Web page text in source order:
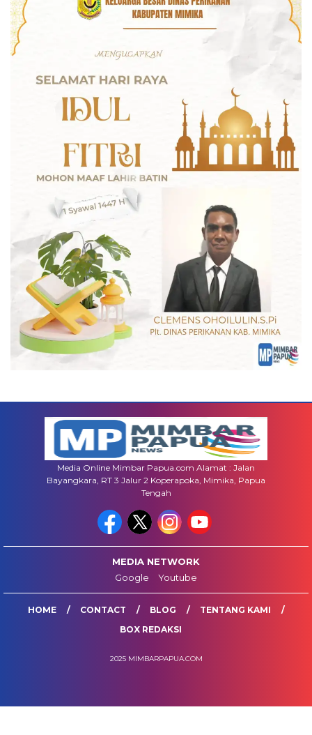
Media Online Mimbar Papua.com Alamat : Jalan
Bayangkara, RT 3 Jalur 2 Koperapoka, Mimika, Papua
Tengah
MEDIA NETWORK
Google
Youtube
HOME CONTACT BLOG
TENTANG KAMI
BOX REDAKSI
2025 MIMBARPAPUA.COM